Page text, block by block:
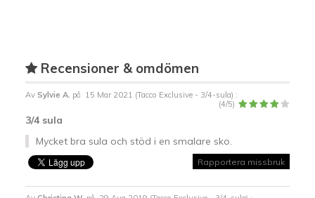
Recensioner & omdömen
Av Sylvie A. på 15 Mar 2021 (Tacco Exclusive - 3/4-sula) :
(4/5)
3/4 sula
Mycket bra sula och stöd i en smalare sko.
Rapportera missbruk